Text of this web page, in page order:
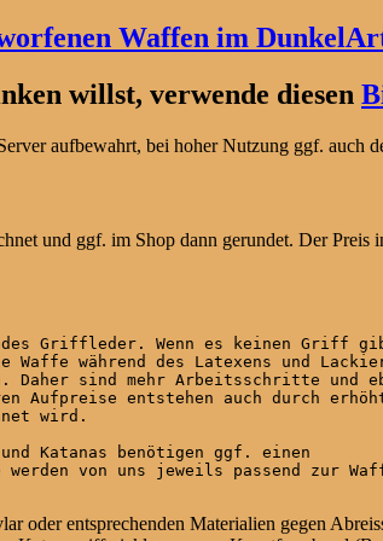
Waffen im
willst, verwende diesen
aufbewahrt, bei hoher Nutzung ggf. auch
und ggf. im Shop dann gerundet. Der Preis
Griffleder. Wenn es keinen Griff
während des Latexens und
Daher sind mehr Arbeitsschritte und
Aufpreise entstehen auch durch
wird.
Katanas benötigen ggf. einen
werden von uns jeweils passend zur
oder entsprechenden Materialien gegen